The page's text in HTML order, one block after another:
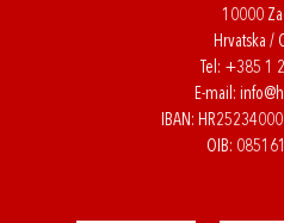
10000
Hrvatska /
Tel: +385 1
E-mail:
IBAN:
OIB: